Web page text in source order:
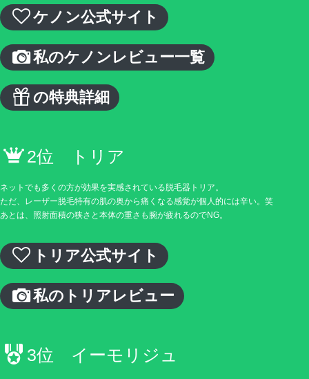
ケノン公式サイト
私のケノンレビュー一覧
の特典詳細
2位 トリア
ネットでも多くの方が効果を実感されている脱毛器トリア。
ただ、レーザー脱毛特有の肌の奥から痛くなる感覚が個人的には辛い。笑
あとは、照射面積の狭さと本体の重さも腕が疲れるのでNG。
トリア公式サイト
私のトリアレビュー
3位 イーモリジュ